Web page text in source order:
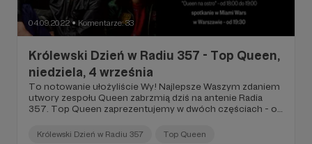
04.09.2022 ● Komentarze: 33
Królewski Dzień w Radiu 357 - Top Queen,
niedziela, 4 września
To notowanie ułożyliście Wy! Najlepsze Waszym zdaniem
utwory zespołu Queen zabrzmią dziś na antenie Radia
357. Top Queen zaprezentujemy w dwóch częściach - od
dodatkowa audycja i spotkanie w formule kina
Królewski Dzień w Radiu 357 Top Queen